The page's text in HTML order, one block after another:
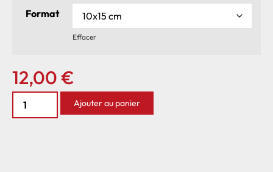
Format
Effacer
12,00€
Ajouter au panier